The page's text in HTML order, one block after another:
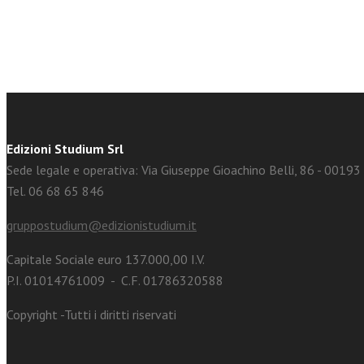
Edizioni Studium Srl
Sede legale e operativa: Via Giuseppe Gioachino Belli, 86 - 00193
Tel. 06 68 65 846
gruppostudium@edizionistudium.it
Capitale Sociale euro 137.000,00 I.V.
P.I. 01014761009 - C.F. 01786320588
Copyright -Tutti i diritti riservati